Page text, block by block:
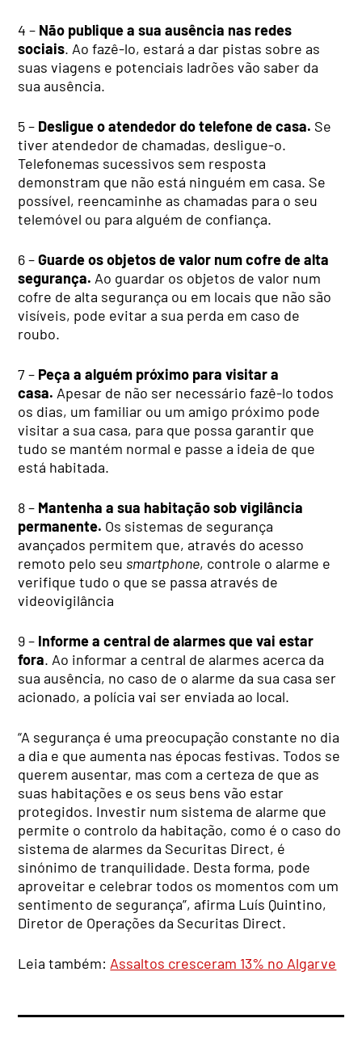
4 – Não publique a sua ausência nas redes
sociais. Ao fazê-lo, estará a dar pistas sobre as
suas viagens e potenciais ladrões vão saber da
sua ausência.
5 – Desligue o atendedor do telefone de casa. Se
tiver atendedor de chamadas, desligue-o.
Telefonemas sucessivos sem resposta
demonstram que não está ninguém em casa. Se
possível, reencaminhe as chamadas para o seu
telemóvel ou para alguém de confiança.
6 –Guarde os objetos de valor num cofre de alta
segurança. Ao guardar os objetos de valor num
cofre de alta segurança ou em locais que não são
visíveis, pode evitar a sua perda em caso de
roubo.
7 – Peça a alguém próximo para visitar a
casa. Apesar de não ser necessário fazê-lo todos
os dias, um familiar ou um amigo próximo pode
visitar a sua casa, para que possa garantir que
tudo se mantém normal e passe a ideia de que
está habitada.
8 – Mantenha a sua habitação sob vigilância
permanente. Os sistemas de segurança
avançados permitem que, através do acesso
remoto pelo seu smartphone, controle o alarme e
verifique tudo o que se passa através de
videovigilância
9 – Informe a central de alarmes que vai estar
fora. Ao informar a central de alarmes acerca da
sua ausência, no caso de o alarme da sua casa ser
acionado, a polícia vai ser enviada ao local.
“A segurança é uma preocupação constante no dia
a dia e que aumenta nas épocas festivas. Todos se
querem ausentar, mas com a certeza de que as
suas habitações e os seus bens vão estar
protegidos. Investir num sistema de alarme que
permite o controlo da habitação, como é o caso do
sistema de alarmes da Securitas Direct, é
sinónimo de tranquilidade. Desta forma, pode
aproveitar e celebrar todos os momentos com um
sentimento de segurança”, afirma Luís Quintino,
Diretor de Operações da Securitas Direct.
Leia também: Assaltos cresceram 13% no Algarve